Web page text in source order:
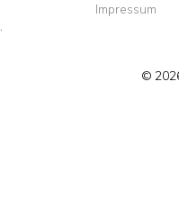
Impressum
·
©